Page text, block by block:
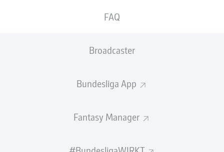
FAQ
Broadcaster
Bundesliga App
Fantasy Manager